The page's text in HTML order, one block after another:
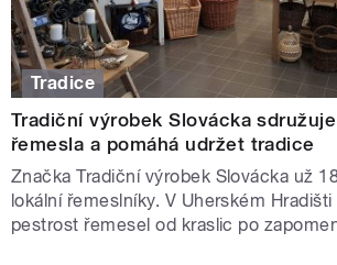
Tradice
Tradiční výrobek Slovácka
řemesla a pomáhá udržet tradice
Značka Tradiční výrobek Slovácka už
lokální řemeslníky. V Uherském
pestrost řemesel od kraslic po